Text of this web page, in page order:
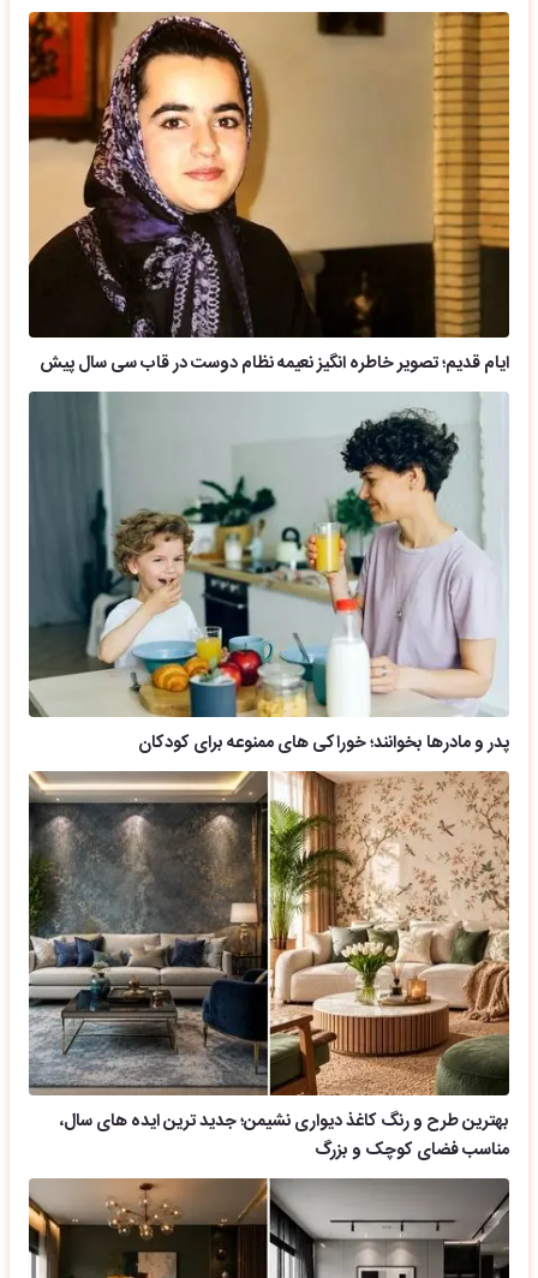
ایام قدیم؛ تصویر خاطره انگیز نعیمه نظام دوست در قاب سی سال پیش
پدر و مادرها بخوانند؛ خوراکی های ممنوعه برای کودکان
بهترین طرح و رنگ کاغذ دیواری نشیمن؛ جدید ترین ایده های سال،
مناسب فضای کوچک و بزرگ